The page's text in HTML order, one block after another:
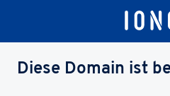
Diese Domain ist